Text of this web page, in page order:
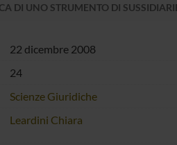
DI UNO STRUMENTO DI
22 dicembre 2008
24
Scienze Giuridiche
Leardini Chiara